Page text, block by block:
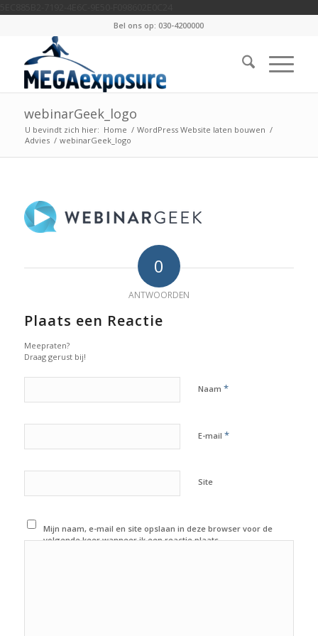
Bel ons op: 030-4200000
webinarGeek_logo
U bevindt zich hier: Home / WordPress Website laten bouwen /
Advies / webinarGeek_logo
0
ANTWOORDEN
Plaats een Reactie
Meepraten?
Draag gerust bij!
Naam *
E-mail *
Site
Mijn naam, e-mail en site opslaan in deze browser voor de
volgende keer wanneer ik een reactie plaats.